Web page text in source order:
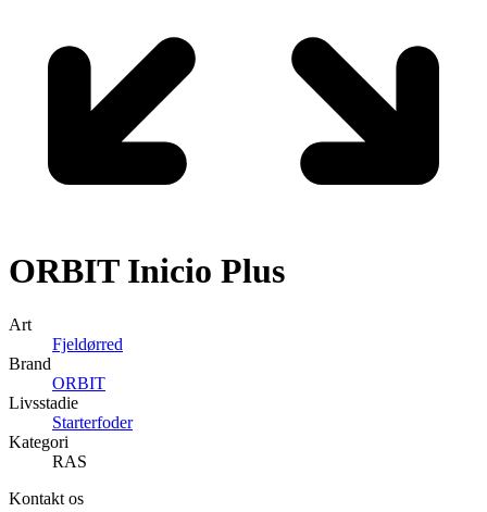
ORBIT Inicio Plus
Art
Fjeldørred
Brand
ORBIT
Livsstadie
Starterfoder
Kategori
RAS
Kontakt os